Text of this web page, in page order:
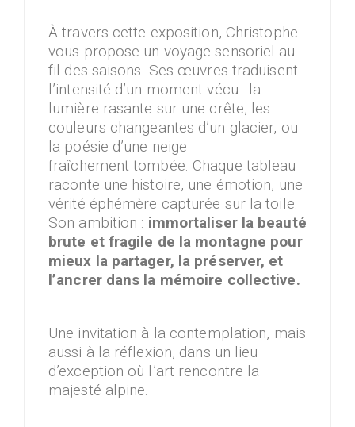
À travers cette exposition, Christophe
vous propose un voyage sensoriel au
fil des saisons. Ses œuvres traduisent
l’intensité d’un moment vécu : la
lumière rasante sur une crête, les
couleurs changeantes d’un glacier, ou
la poésie d’une neige
fraîchement tombée. Chaque tableau
raconte une histoire, une émotion, une
vérité éphémère capturée sur la toile.
Son ambition : immortaliser la beauté
brute et fragile de la montagne pour
mieux la partager, la préserver, et
l’ancrer dans la mémoire collective.
Une invitation à la contemplation, mais
aussi à la réflexion, dans un lieu
d’exception où l’art rencontre la
majesté alpine.